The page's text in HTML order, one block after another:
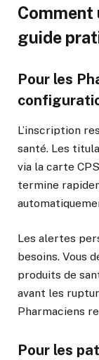
guide
Pour les
L’inscription
santé. Les
via la carte
termine
Les alertes
besoins. Vous
produits de
avant les
Pharmaciens
Pour les